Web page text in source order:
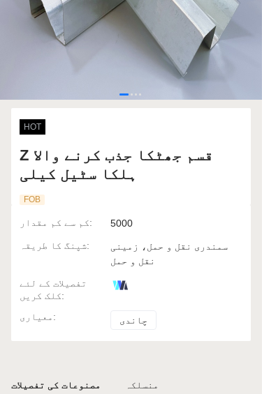
HOT
Z قسم جھٹکا جذب کرنے والا
ہلکا سٹیل کیلی
FOB
کم سے کم مقدار:
5000
شپنگ کا طریقہ:
سمندری نقل و حمل، زمینی
نقل و حمل
تفصیلات کے لئے
کلک کریں:
معیاری: چاندی
مصنوعات کی تفصیلات منسلکہ
ہم سے رابطہ کریں